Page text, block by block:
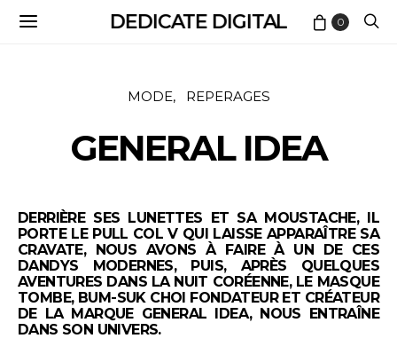
DEDICATE DIGITAL 0
MODE REPERAGES
GENERAL IDEA
DERRIÈRE SES LUNETTES ET SA MOUSTACHE, IL
PORTE LE PULL COL V QUI LAISSE APPARAÎTRE SA
CRAVATE, NOUS AVONS À FAIRE À UN DE CES
DANDYS MODERNES, PUIS, APRÈS QUELQUES
AVENTURES DANS LA NUIT CORÉENNE, LE MASQUE
TOMBE, BUM-SUK CHOI FONDATEUR ET CRÉATEUR
DE LA MARQUE GENERAL IDEA, NOUS ENTRAÎNE
DANS SON UNIVERS.